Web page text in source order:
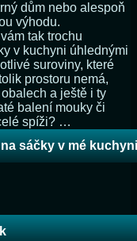
dům nebo alespoň
výhodu.
tak trochu
v kuchyni úhlednými
suroviny, které
prostoru nemá,
a ještě i ty
balení mouky či
spíži? …
sáčky v mé kuchyni